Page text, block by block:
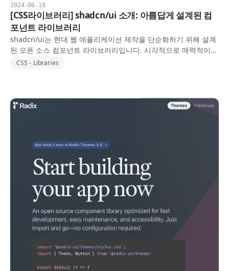
2024-06-18
[CSS라이브러리] shadcn/ui 소개: 아름답게 설계된 컴
포넌트 라이브러리
shadcn/ui는 현대 웹 애플리케이션 제작을 단순화하기 위해 설계
된 오픈 소스 컴포넌트 라이브러리입니다. 시각적으로 매력적이고
접근 가능한 다양한 컴포넌트를 제공하며, 이를 프로젝트에 쉽게
CSS - Libraries